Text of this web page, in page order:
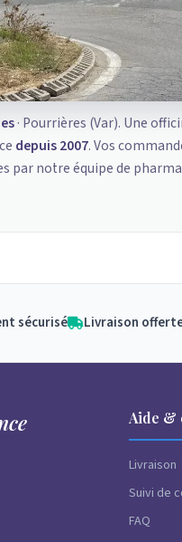
· Pourrières (Var). Une
depuis 2007. Vos
par notre équipe de
sécurisé Livraison
Aide &
Livraison
Suivi de
FAQ